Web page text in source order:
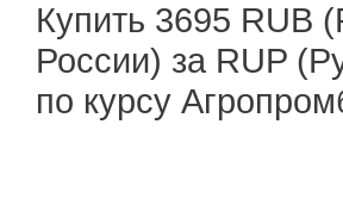
Купить 3695 RUB
России) за RUP
по курсу